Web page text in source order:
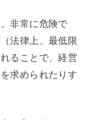
非常に危険で
法律上、最低限
ることで、経営
求められたりす